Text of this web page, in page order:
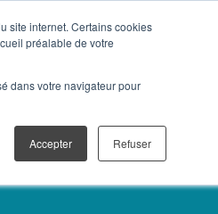
site internet. Certains cookies
préalable de votre
dans votre navigateur pour
Accepter Refuser